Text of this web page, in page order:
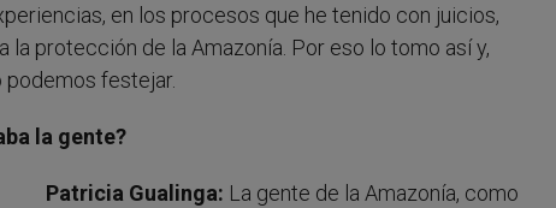
en los procesos que he tenido con juicios,
protección de la Amazonía. Por eso lo tomo así y,
podemos festejar.
la gente?
Patricia Gualinga: La gente de la Amazonía, como